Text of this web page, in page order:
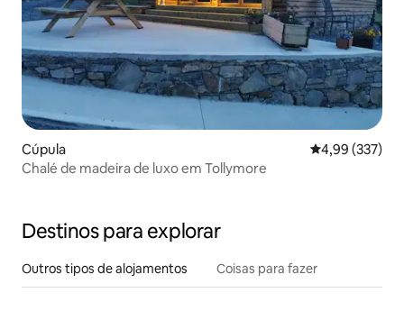
Cúpula Classificação
4,99 (337)
Chalé de madeira de luxo em Tollymore
Destinos para explorar
Outros tipos de alojamentos Coisas para fazer